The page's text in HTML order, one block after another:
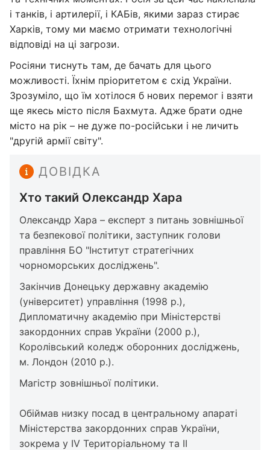
і танків, і артилерії, і КАБів, якими зараз стирає
Харків, тому ми маємо отримати технологічні
відповіді на ці загрози.
Росіяни тиснуть там, де бачать для цього
можливості. Їхнім пріоритетом є схід України.
Зрозуміло, що їм хотілося б нових перемог і взяти
ще якесь місто після Бахмута. Адже брати одне
місто на рік – не дуже по-російськи і не личить
"другій армії світу".
ДОВІДКА
Хто такий Олександр Хара
Олександр Хара – експерт з питань зовнішньої
та безпекової політики, заступник голови
правління БО "Інститут стратегічних
чорноморських досліджень".
Закінчив Донецьку державну академію
(університет) управління (1998 р.),
Дипломатичну академію при Міністерстві
закордонних справ України (2000 р.),
Королівський коледж оборонних досліджень,
м. Лондон (2010 р.).
Магістр зовнішньої політики.
Обіймав низку посад в центральному апараті
Міністерства закордонних справ України,
зокрема у IV Територіальному та ІІ